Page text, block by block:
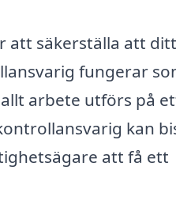
att säkerställa att ditt
fungerar
arbete utförs på
kan
att få ett